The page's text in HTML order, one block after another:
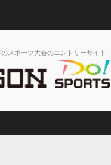
スポーツ大会のエントリーサイト